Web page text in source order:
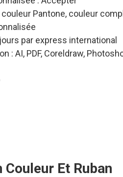
Pantone, couleur
par express international
: AI, PDF, Coreldraw,
Et Ruban